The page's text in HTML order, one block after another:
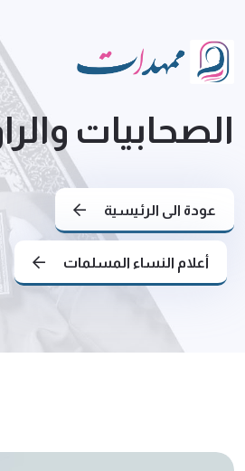
الصحابيات
عودة الى الرئيسية
أعلام النساء المسلمات